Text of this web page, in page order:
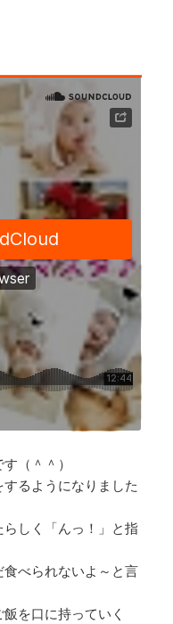
（＾＾）
るようになりました
しく「んっ！」と指
べられないよ～と言
を口に持っていく